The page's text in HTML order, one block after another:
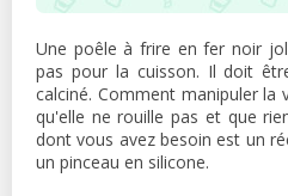
Une poêle à frire en fer noir
pas pour la cuisson. Il doit
calciné. Comment manipuler la
qu'elle ne rouille pas et que
dont vous avez besoin est un
un pinceau en silicone.